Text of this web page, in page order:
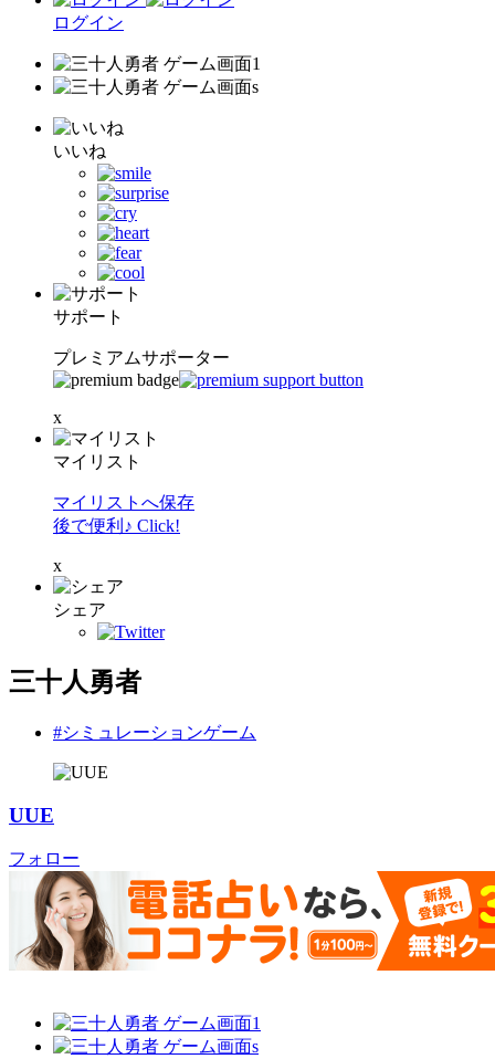
ログイン
いいね
サポート
プレミアムサポーター
x
マイリスト
マイリストへ保存
後で便利♪ Click!
x
シェア
三十人勇者
#シミュレーションゲーム
UUE
フォロー